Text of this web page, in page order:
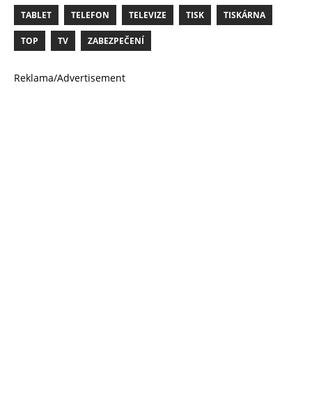
TABLET TELEFON TELEVIZE TISK TISKÁRNA
TOP TV ZABEZPEČENÍ
Reklama/Advertisement